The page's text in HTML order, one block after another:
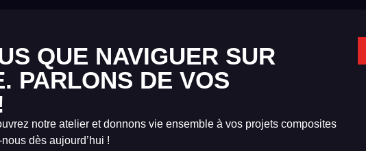
QUE NAVIGUER SUR
PARLONS DE VOS
notre atelier et donnons vie ensemble à vos projets composites
dès aujourd’hui !